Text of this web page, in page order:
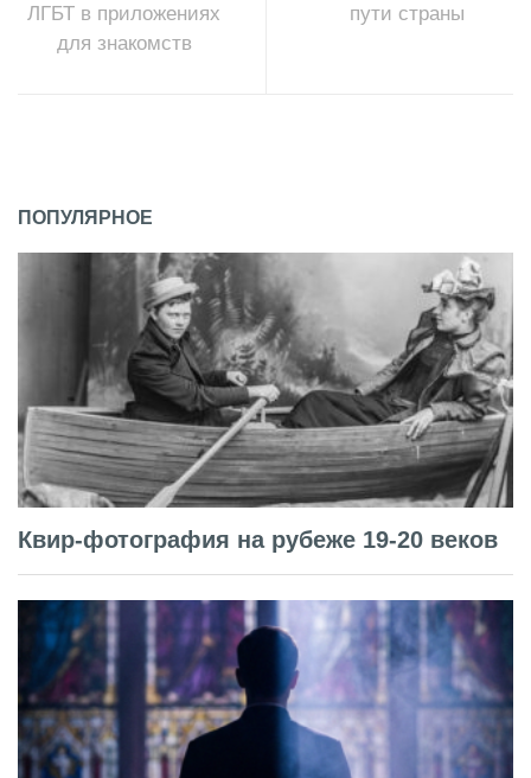
ЛГБТ в приложениях
для знакомств
пути страны
ПОПУЛЯРНОЕ
Квир-фотография на рубеже 19-20 веков